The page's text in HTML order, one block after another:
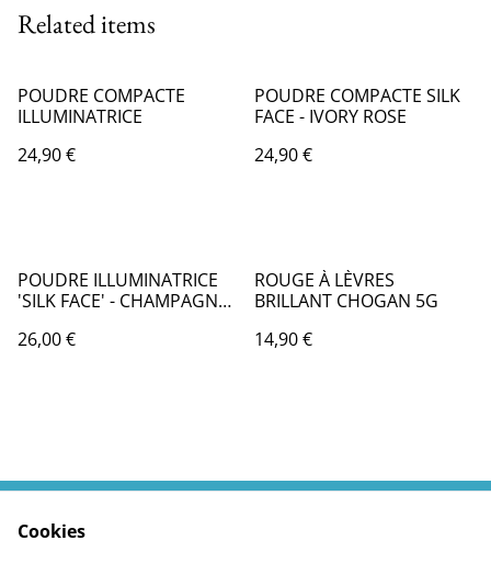
Related items
POUDRE COMPACTE
ILLUMINATRICE
24,90 €
POUDRE COMPACTE SILK
FACE - IVORY ROSE
24,90 €
POUDRE ILLUMINATRICE
'SILK FACE' - CHAMPAGNE
26,00 €
ROUGE À LÈVRES
BRILLANT CHOGAN 5G
14,90 €
Cookies